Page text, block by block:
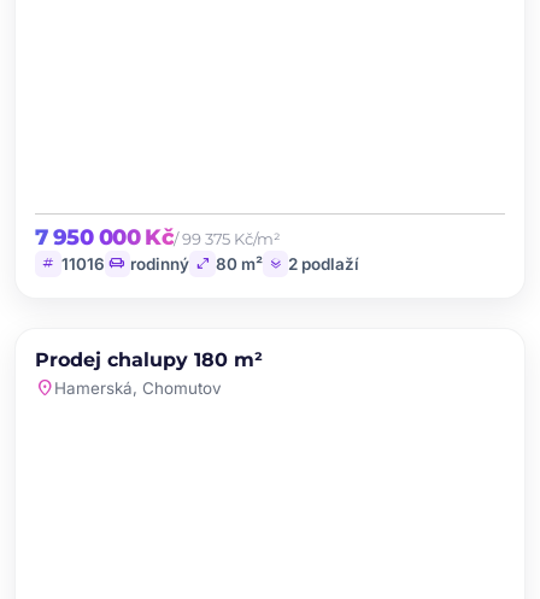
7 950 000 Kč/ 99 375 Kč/m²
tag 11016 chair rodinný open_in_full 80 m² layers 2 podlaží
PRODEJ NOVINKA
Prodej chalupy 180 m²
location_onHamerská, Chomutov